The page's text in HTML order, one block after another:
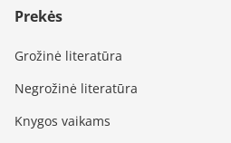
Prekės
Grožinė literatūra
Negrožinė literatūra
Knygos vaikams